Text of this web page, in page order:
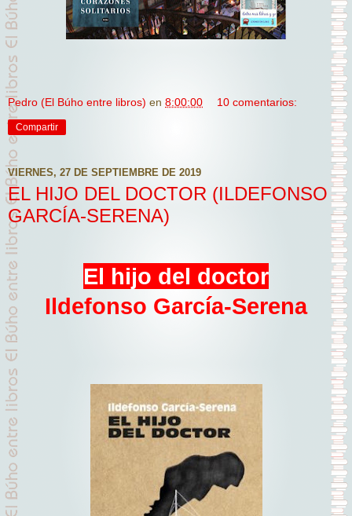
Pedro (El Búho entre libros) en 8:00:00 10 comentarios:
Compartir
VIERNES, 27 DE SEPTIEMBRE DE 2019
EL HIJO DEL DOCTOR (ILDEFONSO
GARCÍA-SERENA)
El hijo del doctor
Ildefonso García-Serena